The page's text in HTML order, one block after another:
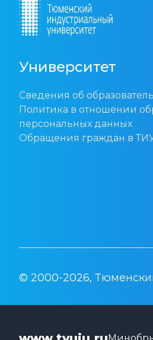
Университет
Сведения об
Политика в отношении
персональных данных
Обращения граждан в
© 2000-2026,